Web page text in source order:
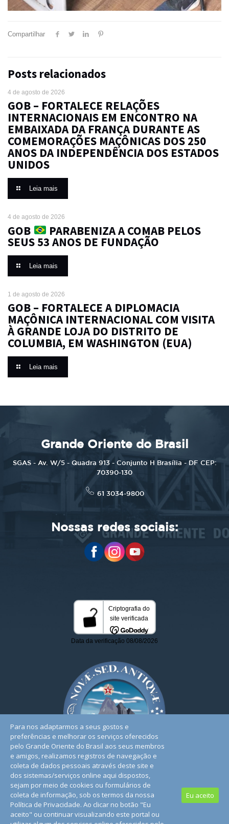
Compartilhar
Posts relacionados
4 de agosto de 2026
GOB – FORTALECE RELAÇÕES
INTERNACIONAIS EM ENCONTRO NA
EMBAIXADA DA FRANÇA DURANTE AS
COMEMORAÇÕES MAÇÔNICAS DOS 250
ANOS DA INDEPENDÊNCIA DOS ESTADOS
UNIDOS
Leia mais
4 de agosto de 2026
GOB PARABENIZA A COMAB PELOS
SEUS 53 ANOS DE FUNDAÇÃO
Leia mais
1 de agosto de 2026
GOB – FORTALECE A DIPLOMACIA
MAÇÔNICA INTERNACIONAL COM VISITA
À GRANDE LOJA DO DISTRITO DE
COLUMBIA, EM WASHINGTON (EUA)
Leia mais
Grande Oriente do Brasil
SGAS - Av. W/5 - Quadra 913 - Conjunto H Brasília - DF CEP:
70390-130
61 3034-9800
Nossas redes sociais:
© 2026. Todos os Direitos Reservados. | Conheça nossa
Política de Privacidade
Para nos adaptarmos a seus gostos e
preferências e melhorar os serviços oferecidos
pelo Grande Oriente do Brasil aos seus membros
e amigos, realizamos registros de navegação e
coleta de dados pessoais através deste site e
dos sistemas/serviços online aqui dispostos,
sejam por meio de cookies ou formulários de
coleta de informação, sob os termos da nossa
Política de Privacidade. Ao clicar no botão "Eu
aceito" ou continuar visualizando este portal ou
Eu aceito